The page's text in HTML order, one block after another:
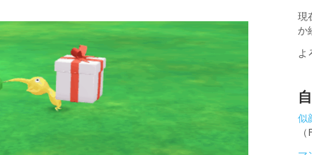
現
か
よ
似